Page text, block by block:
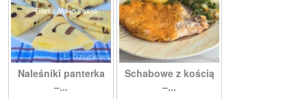
Naleśniki panterka
–...
Schabowe z kością
–...